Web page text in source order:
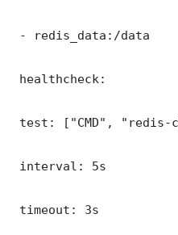
- redis_data:/data
healthcheck:
test: ["CMD",
interval: 5s
timeout: 3s